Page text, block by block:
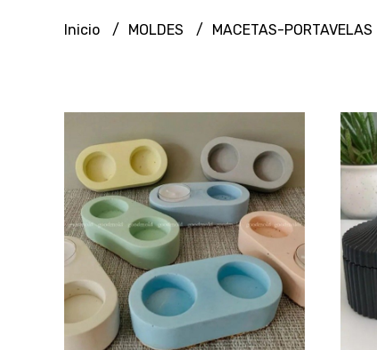
Inicio MOLDES MACETAS-PORTAVELAS